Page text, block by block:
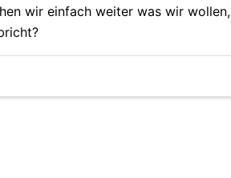
wir einfach weiter was wir wollen,